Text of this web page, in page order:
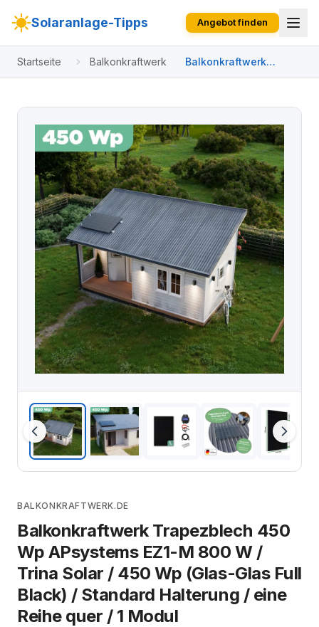
Solaranlage-Tipps Angebot finden
Startseite Balkonkraftwerk
Balkonkraftwerk
Trapezblech 450 Wp
W / Trina Solar / 450
Black) / Standard
Halterung / eine Reihe
quer / 1 Modul
BALKONKRAFTWERK.DE
Balkonkraftwerk Trapezblech 450
Wp APsystems EZ1-M 800 W /
Trina Solar / 450 Wp (Glas-Glas Full
Black) / Standard Halterung / eine
Reihe quer / 1 Modul